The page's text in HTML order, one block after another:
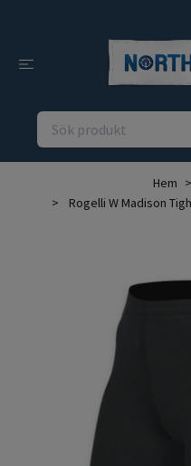
Hem
Rogelli W Madison